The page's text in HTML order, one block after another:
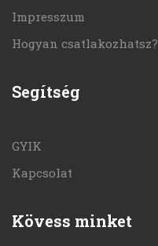
Impresszum
Hogyan csatlakozhatsz?
Segítség
GYIK
Kapcsolat
Kövess minket